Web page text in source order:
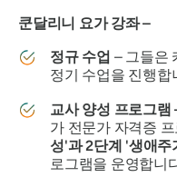
쿤달리니 요가 강좌 –
정규 수업 – 그들은
정기 수업을 진행합
교사 양성 프로그램
가 전문가 자격증
성'과 2단계 '생애주
로그램을 운영합니